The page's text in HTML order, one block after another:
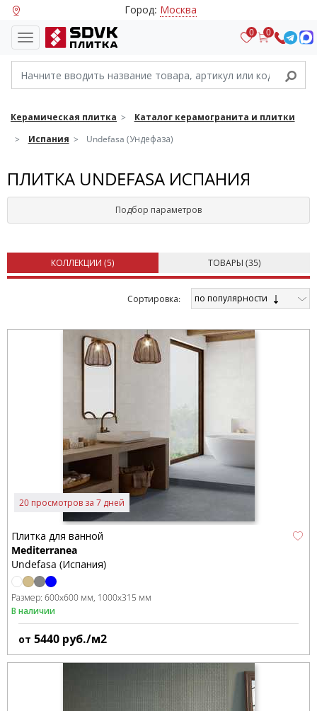
Город: Москва
0 0
Керамическая плитка
Каталог керамогранита и плитки
Испания
Undefasa (Ундефаза)
ПЛИТКА UNDEFASA ИСПАНИЯ
Подбор параметров
КОЛЛЕКЦИИ (5) ТОВАРЫ (35)
Cортировка: по популярности
20 просмотров за 7 дней
Плитка для ванной
Mediterranea
Undefasa (Испания)
Размер: 600x600 мм 1000x315 мм
В наличии
от 5440 руб./м2